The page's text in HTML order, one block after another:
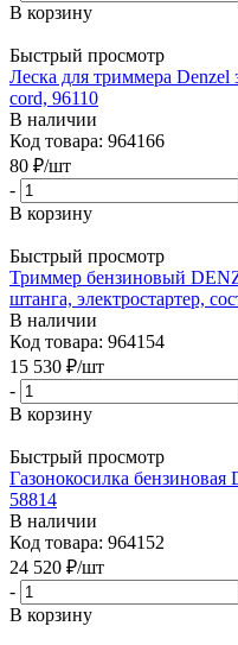
В корзину
Быстрый просмотр
Леска для триммера Denzel
cord, 96110
В наличии
Код товара: 964166
80 ₽/шт
-
В корзину
Быстрый просмотр
Триммер бензиновый
штанга, электростартер,
В наличии
Код товара: 964154
15 530 ₽/шт
-
В корзину
Быстрый просмотр
Газонокосилка
58814
В наличии
Код товара: 964152
24 520 ₽/шт
-
В корзину